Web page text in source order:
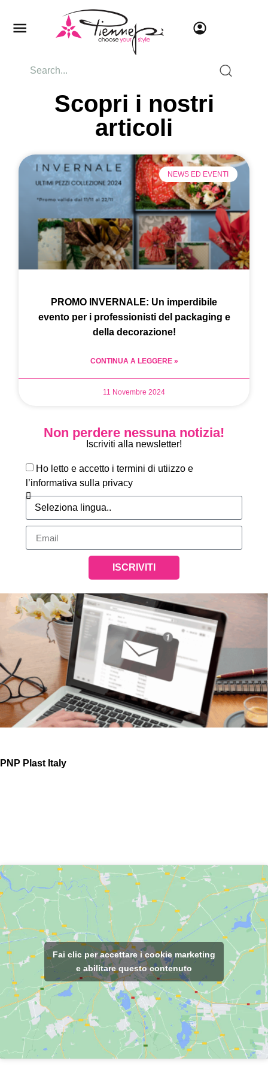
Scopri i nostri
articoli
NEWS ED EVENTI
PROMO INVERNALE: Un imperdibile
evento per i professionisti del packaging e
della decorazione!
CONTINUA A LEGGERE »
11 Novembre 2024
Non perdere nessuna notizia!
Iscriviti alla newsletter!
Ho letto e accetto i termini di utiizzo e
l’informativa sulla privacy
ISCRIVITI
PNP Plast Italy
Fai clic per accettare i cookie marketing
e abilitare questo contenuto